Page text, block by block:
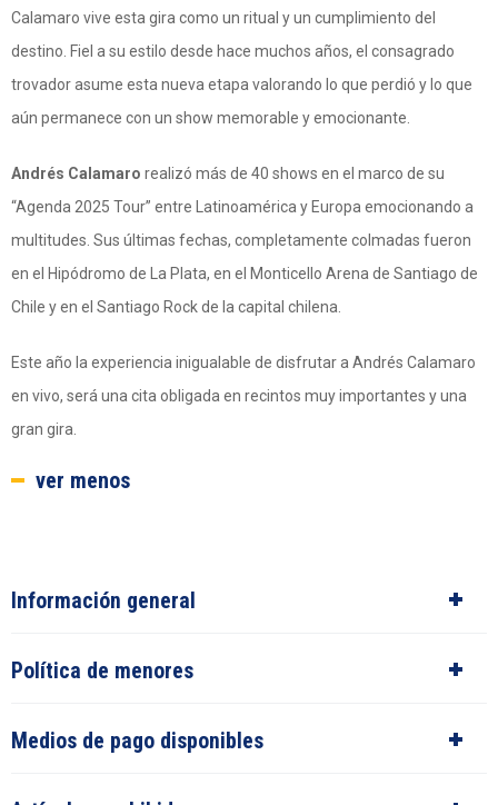
Calamaro vive esta gira como un ritual y un cumplimiento del
destino. Fiel a su estilo desde hace muchos años, el consagrado
trovador asume esta nueva etapa valorando lo que perdió y lo que
aún permanece con un show memorable y emocionante.
Andrés Calamaro realizó más de 40 shows en el marco de su
“Agenda 2025 Tour” entre Latinoamérica y Europa emocionando a
multitudes. Sus últimas fechas, completamente colmadas fueron
en el Hipódromo de La Plata, en el Monticello Arena de Santiago de
Chile y en el Santiago Rock de la capital chilena.
Este año la experiencia inigualable de disfrutar a Andrés Calamaro
en vivo, será una cita obligada en recintos muy importantes y una
gran gira.
ver menos
Información general
Política de menores
Medios de pago disponibles